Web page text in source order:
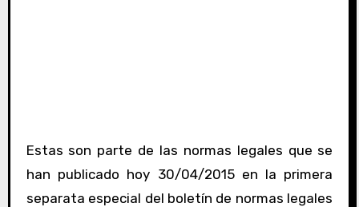
Estas son parte de las normas legales que se
han publicado hoy 30/04/2015 en la primera
separata especial del boletín de normas legales